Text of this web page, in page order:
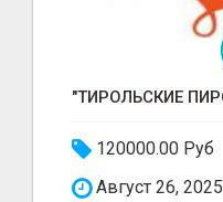
120000.00 Руб
Август 26, 2025